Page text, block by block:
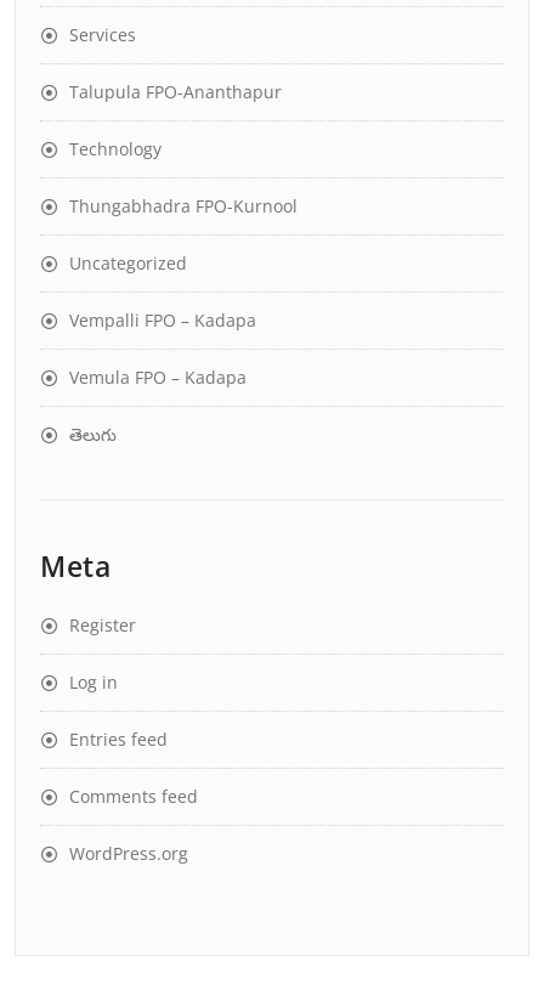
Services
Talupula FPO-Ananthapur
Technology
Thungabhadra FPO-Kurnool
Uncategorized
Vempalli FPO – Kadapa
Vemula FPO – Kadapa
తెలుగు
Meta
Register
Log in
Entries feed
Comments feed
WordPress.org